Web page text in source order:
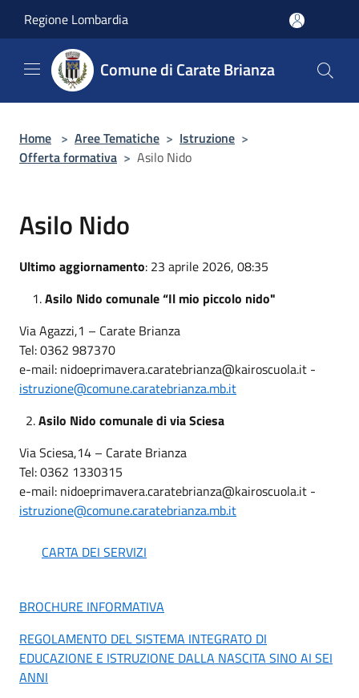
Regione Lombardia
Comune di Carate Brianza
Home > Aree Tematiche > Istruzione >
Offerta formativa > Asilo Nido
Asilo Nido
Ultimo aggiornamento: 23 aprile 2026, 08:35
Asilo Nido comunale “Il mio piccolo nido"
Via Agazzi,1 – Carate Brianza
Tel: 0362 987370
e-mail: nidoeprimavera.caratebrianza@kairoscuola.it -
istruzione@comune.caratebrianza.mb.it
2.Asilo Nido comunale di via Sciesa
Via Sciesa,14 – Carate Brianza
Tel: 0362 1330315
e-mail: nidoeprimavera.caratebrianza@kairoscuola.it -
istruzione@comune.caratebrianza.mb.it
CARTA DEI SERVIZI
BROCHURE INFORMATIVA
REGOLAMENTO DEL SISTEMA INTEGRATO DI
EDUCAZIONE E ISTRUZIONE DALLA NASCITA SINO AI SEI
ANNI